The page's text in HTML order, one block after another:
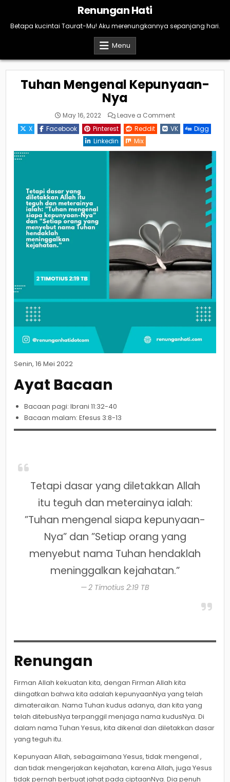
content
Renungan Hati
Betapa kucintai Taurat-Mu! Aku merenungkannya sepanjang hari.
Menu
Tuhan Mengenal Kepunyaan-
Nya
May 16, 2022 Leave a Commenton
Mengenal
Kepunyaan-
X Facebook Pinterest Reddit VK
Digg
Linkedin
Mix
Senin, 16 Mei 2022
Ayat Bacaan
Bacaan pagi: Ibrani 11:32-40
Bacaan malam: Efesus 3:8-13
Tetapi dasar yang diletakkan Allah
itu teguh dan meterainya ialah:
”Tuhan mengenal siapa kepunyaan-
Nya” dan ”Setiap orang yang
menyebut nama Tuhan hendaklah
meninggalkan kejahatan.”
2 Timotius 2:19 TB
Renungan
Firman Allah kekuatan kita, dengan Firman Allah kita
diingatkan bahwa kita adalah kepunyaanNya yang telah
dimateraikan. Nama Tuhan kudus adanya, dan kita yang
telah ditebusNya terpanggil menjaga nama kudusNya. Di
dalam nama Tuhan Yesus, kita dikenal dan diletakkan dasar
yang teguh itu.
Kepunyaan Allah, sebagaimana Yesus, tidak mengenal ,
dan tidak mengerjakan kejahatan, karena Allah, juga Yesus
tidak pernah berbuat jahat pada ciptaanNya. Dia penuh